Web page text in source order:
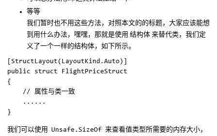
等等
我们暂时也不用这些方法，对照本文的的标题，大家应该能想
到用什么办法，嘿嘿，那就是使用 结构体 来替代类，我们定
义了一个一样的结构体，如下所示。
[StructLayout(LayoutKind.Auto)]
public struct FlightPriceStruct
{
    // 属性与类一致
    ......
我们可以使用 Unsafe.SizeOf 来查看值类型所需要的内存大小，